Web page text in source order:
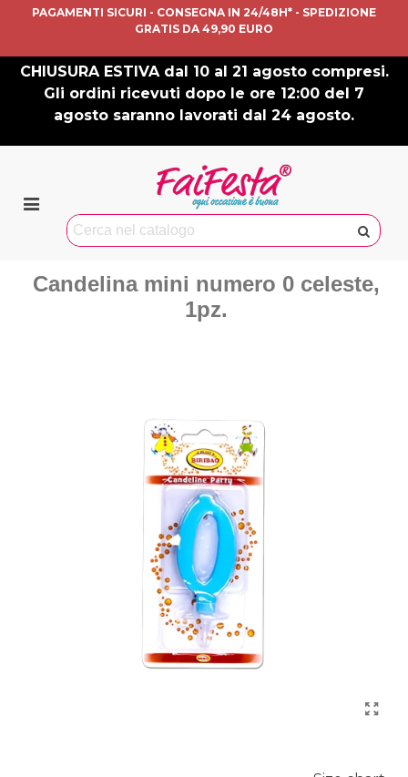
PAGAMENTI SICURI - CONSEGNA IN 24/48H* - SPEDIZIONE
GRATIS DA 49,90 EURO
CHIUSURA ESTIVA dal 10 al 21 agosto compresi.
Gli ordini ricevuti dopo le ore 12:00 del 7
agosto saranno lavorati dal 24 agosto.
Candelina mini numero 0 celeste,
1pz.